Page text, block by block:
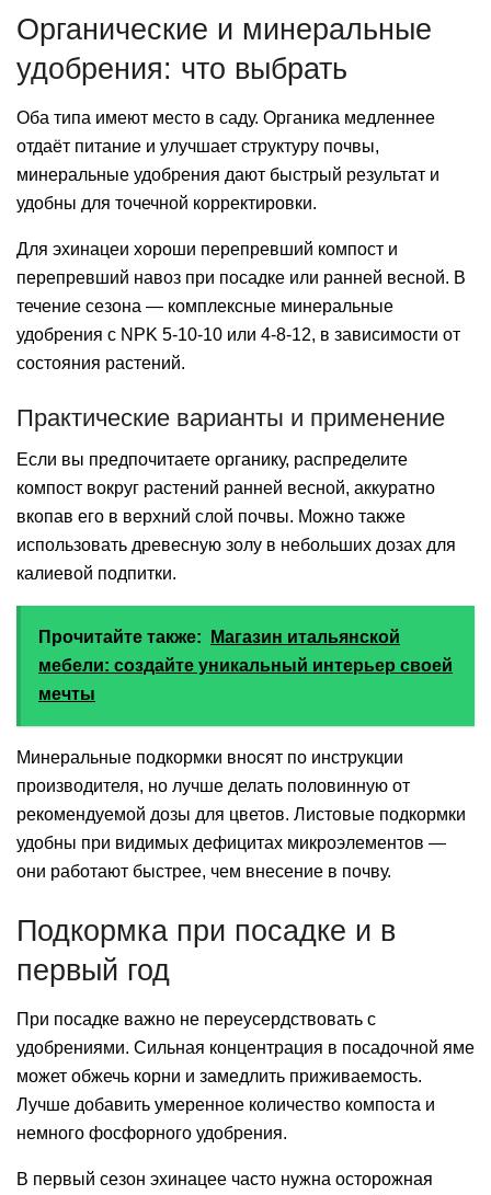
Органические и минеральные
удобрения: что выбрать
Оба типа имеют место в саду. Органика медленнее
отдаёт питание и улучшает структуру почвы,
минеральные удобрения дают быстрый результат и
удобны для точечной корректировки.
Для эхинацеи хороши перепревший компост и
перепревший навоз при посадке или ранней весной. В
течение сезона — комплексные минеральные
удобрения с NPK 5-10-10 или 4-8-12, в зависимости от
состояния растений.
Практические варианты и применение
Если вы предпочитаете органику, распределите
компост вокруг растений ранней весной, аккуратно
вкопав его в верхний слой почвы. Можно также
использовать древесную золу в небольших дозах для
калиевой подпитки.
Прочитайте также:
Магазин итальянской
мебели: создайте уникальный интерьер своей
мечты
Минеральные подкормки вносят по инструкции
производителя, но лучше делать половинную от
рекомендуемой дозы для цветов. Листовые подкормки
удобны при видимых дефицитах микроэлементов —
они работают быстрее, чем внесение в почву.
Подкормка при посадке и в
первый год
При посадке важно не переусердствовать с
удобрениями. Сильная концентрация в посадочной яме
может обжечь корни и замедлить приживаемость.
Лучше добавить умеренное количество компоста и
немного фосфорного удобрения.
В первый сезон эхинацее часто нужна осторожная